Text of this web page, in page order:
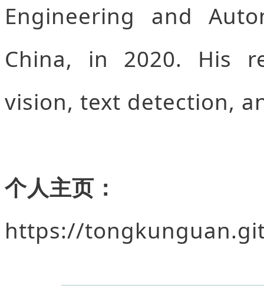
Engineering and
China, in 2020. His
vision, text detection,
个人主页：
https://